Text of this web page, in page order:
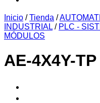
Inicio / Tienda /
INDUSTRIAL / PLC -
MÓDULOS
AE-4X4Y-TP